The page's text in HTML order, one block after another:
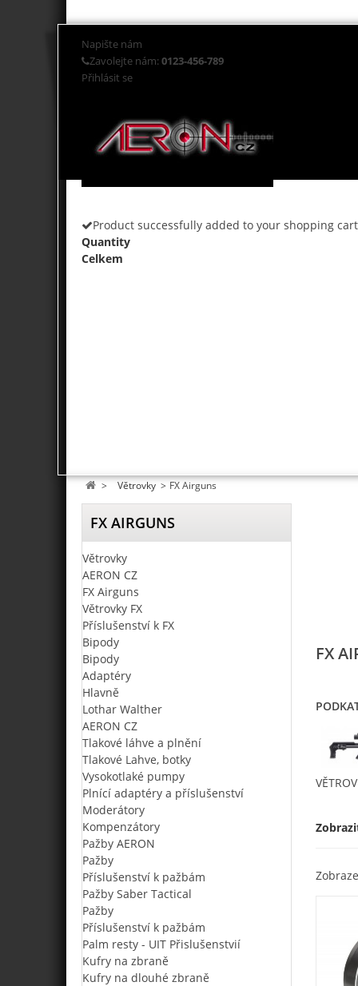
Napište nám
Zavolejte nám: 0123-456-789
Přihlásit se
Product successfully added to your shopping cart
Quantity
Celkem
> Větrovky > FX Airguns
FX AIRGUNS
Větrovky
AERON CZ
FX Airguns
Větrovky FX
Příslušenství k FX
Bipody
Bipody
Adaptéry
Hlavně
Lothar Walther
AERON CZ
Tlakové láhve a plnění
Tlakové Lahve, botky
Vysokotlaké pumpy
Plnící adaptéry a příslušenství
Moderátory
Kompenzátory
Pažby AERON
Pažby
Příslušenství k pažbám
Pažby Saber Tactical
Pažby
Příslušenství k pažbám
Palm resty - UIT Přislušenstvií
Kufry na zbraně
Kufry na dlouhé zbraně
FX